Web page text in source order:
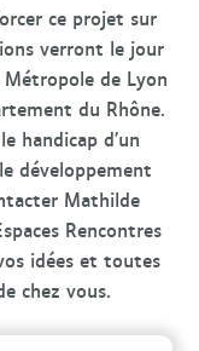
ce projet sur
verront le jour
de Lyon
du Rhône.
handicap d’un
développement
Mathilde
Rencontres
idées et toutes
chez vous.